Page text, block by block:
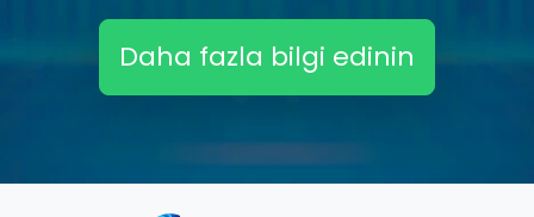
Daha fazla bilgi edinin